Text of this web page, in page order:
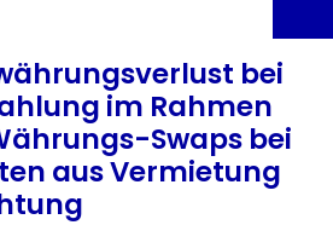
bei
im Rahmen
Swaps bei
aus Vermietung